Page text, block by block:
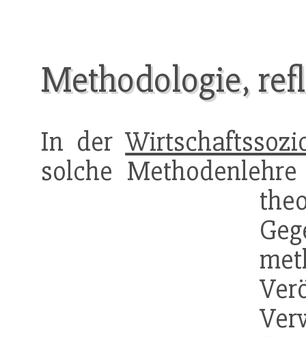
Methodologie,
In der
solche